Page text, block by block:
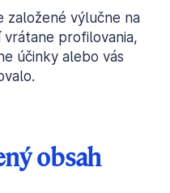
založené výlučne na
vrátane profilovania,
účinky alebo vás
obsah